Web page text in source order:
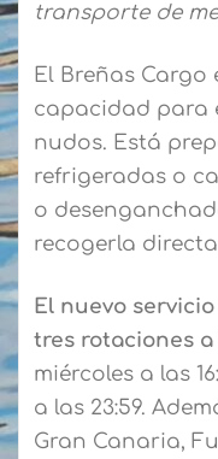
transporte de
El Breñas Cargo
capacidad para
nudos. Está
refrigeradas o
o
recogerla
El nuevo
tres rotaciones a
miércoles a las
a las 23:59.
Gran Canaria,